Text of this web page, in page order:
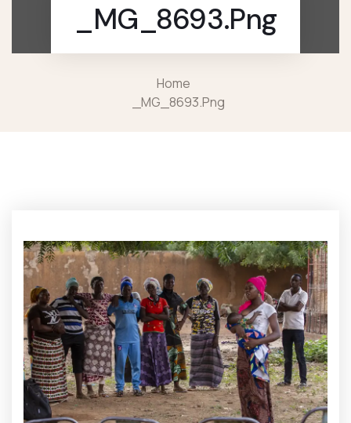
_MG_8693.png
Home
_MG_8693.png